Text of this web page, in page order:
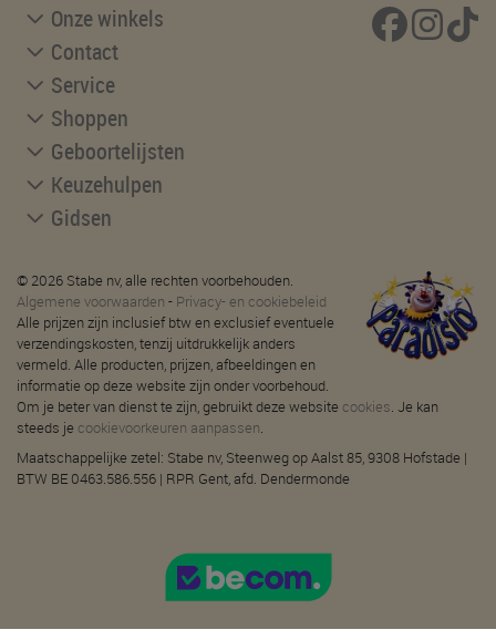
Onze winkels
Contact
Service
Shoppen
Geboortelijsten
Keuzehulpen
Gidsen
© 2026 Stabe nv, alle rechten voorbehouden.
Algemene voorwaarden - Privacy- en cookiebeleid
Alle prijzen zijn inclusief btw en exclusief eventuele
verzendingskosten, tenzij uitdrukkelijk anders
vermeld. Alle producten, prijzen, afbeeldingen en
informatie op deze website zijn onder voorbehoud.
Om je beter van dienst te zijn, gebruikt deze website cookies. Je kan
steeds je cookievoorkeuren aanpassen.
Maatschappelijke zetel: Stabe nv, Steenweg op Aalst 85, 9308 Hofstade |
BTW BE 0463.586.556 | RPR Gent, afd. Dendermonde